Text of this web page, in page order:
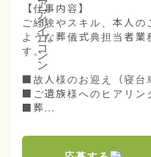
【仕事内容】
ご経験やスキル、本人
ような葬儀式典担当者
す。
■故人様のお迎え（寝台
■ご遺族様へのヒアリン
■葬...